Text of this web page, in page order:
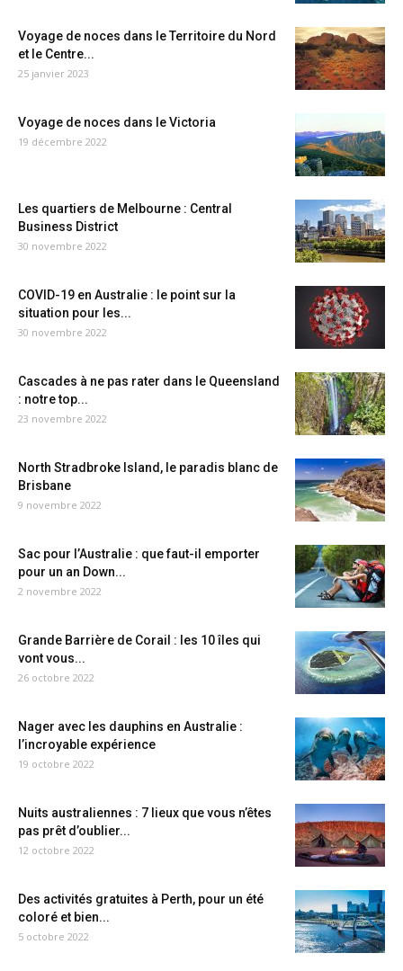
Voyage de noces dans le Territoire du Nord
et le Centre...
25 janvier 2023
Voyage de noces dans le Victoria
19 décembre 2022
Les quartiers de Melbourne : Central
Business District
30 novembre 2022
COVID-19 en Australie : le point sur la
situation pour les...
30 novembre 2022
Cascades à ne pas rater dans le Queensland
: notre top...
23 novembre 2022
North Stradbroke Island, le paradis blanc de
Brisbane
9 novembre 2022
Sac pour l’Australie : que faut-il emporter
pour un an Down...
2 novembre 2022
Grande Barrière de Corail : les 10 îles qui
vont vous...
26 octobre 2022
Nager avec les dauphins en Australie :
l’incroyable expérience
19 octobre 2022
Nuits australiennes : 7 lieux que vous n’êtes
pas prêt d’oublier...
12 octobre 2022
Des activités gratuites à Perth, pour un été
coloré et bien...
5 octobre 2022